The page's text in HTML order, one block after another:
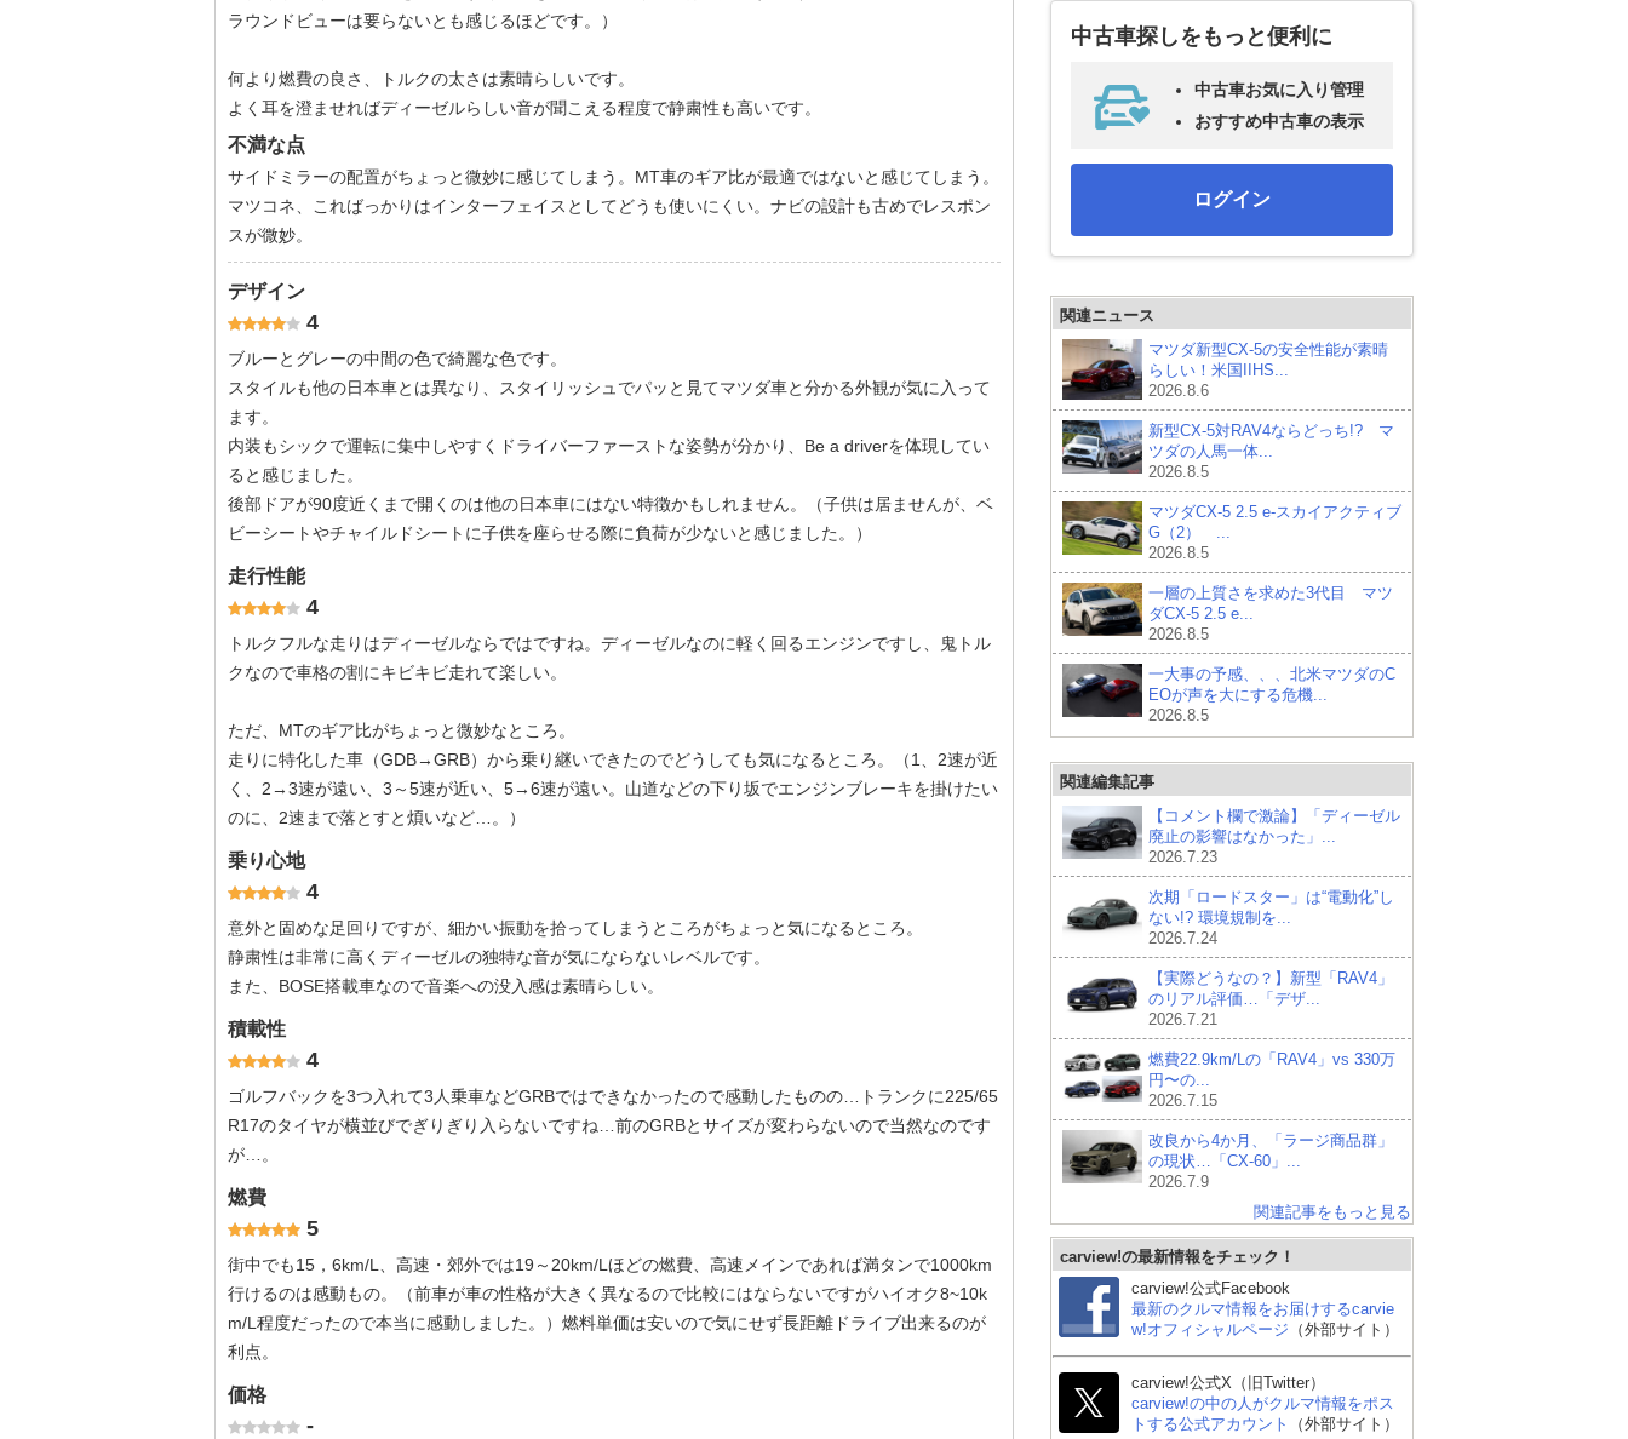
ラウンドビューは要らないとも感じるほどです。）
何より燃費の良さ、トルクの太さは素晴らしいです。
よく耳を澄ませればディーゼルらしい音が聞こえる程度で静粛性も高いです。
不満な点
サイドミラーの配置がちょっと微妙に感じてしまう。MT車のギア比が最適ではないと感じてしまう。
マツコネ、こればっかりはインターフェイスとしてどうも使いにくい。ナビの設計も古めでレスポン
スが微妙。
デザイン
4
ブルーとグレーの中間の色で綺麗な色です。
スタイルも他の日本車とは異なり、スタイリッシュでパッと見てマツダ車と分かる外観が気に入って
ます。
内装もシックで運転に集中しやすくドライバーファーストな姿勢が分かり、Be a driverを体現してい
ると感じました。
後部ドアが90度近くまで開くのは他の日本車にはない特徴かもしれません。（子供は居ませんが、ベ
ビーシートやチャイルドシートに子供を座らせる際に負荷が少ないと感じました。）
走行性能
4
トルクフルな走りはディーゼルならではですね。ディーゼルなのに軽く回るエンジンですし、鬼トル
クなので車格の割にキビキビ走れて楽しい。
ただ、MTのギア比がちょっと微妙なところ。
走りに特化した車（GDB→GRB）から乗り継いできたのでどうしても気になるところ。（1、2速が近
く、2→3速が遠い、3～5速が近い、5→6速が遠い。山道などの下り坂でエンジンブレーキを掛けたい
のに、2速まで落とすと煩いなど…。）
乗り心地
4
意外と固めな足回りですが、細かい振動を拾ってしまうところがちょっと気になるところ。
静粛性は非常に高くディーゼルの独特な音が気にならないレベルです。
また、BOSE搭載車なので音楽への没入感は素晴らしい。
積載性
4
ゴルフバックを3つ入れて3人乗車などGRBではできなかったので感動したものの…トランクに225/65
R17のタイヤが横並びでぎりぎり入らないですね…前のGRBとサイズが変わらないので当然なのです
が…。
燃費
5
街中でも15，6km/L、高速・郊外では19～20km/Lほどの燃費、高速メインであれば満タンで1000km
行けるのは感動もの。（前車が車の性格が大きく異なるので比較にはならないですがハイオク8~10k
m/L程度だったので本当に感動しました。）燃料単価は安いので気にせず長距離ドライブ出来るのが
利点。
価格
-
中古車探しをもっと便利に
中古車お気に入り管理
おすすめ中古車の表示
ログイン
関連ニュース
マツダ新型CX-5の安全性能が素晴
らしい！米国IIHS...
2026.8.6
新型CX-5対RAV4ならどっち!? マ
ツダの人馬一体...
2026.8.5
マツダCX-5 2.5 e-スカイアクティブ
G（2） ...
2026.8.5
一層の上質さを求めた3代目 マツ
ダCX-5 2.5 e...
2026.8.5
一大事の予感、、、北米マツダのC
EOが声を大にする危機...
2026.8.5
関連編集記事
【コメント欄で激論】「ディーゼル
廃止の影響はなかった」...
2026.7.23
次期「ロードスター」は“電動化”し
ない!? 環境規制を...
2026.7.24
【実際どうなの？】新型「RAV4」
のリアル評価…「デザ...
2026.7.21
燃費22.9km/Lの「RAV4」vs 330万
円〜の...
2026.7.15
改良から4か月、「ラージ商品群」
の現状…「CX-60」...
2026.7.9
関連記事をもっと見る
carview!の最新情報をチェック！
carview!公式Facebook
最新のクルマ情報をお届けするcarvie
w!オフィシャルページ （外部サイト）
carview!公式X（旧Twitter）
carview!の中の人がクルマ情報をポス
トする公式アカウント
（外部サイト）